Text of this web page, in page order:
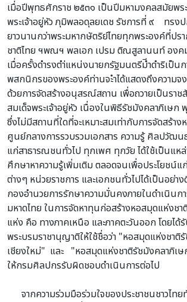
เมื่อปีพุทธศักราช ๒๕๓๑ เป็นปีมหามงคลสมัยพร
พระเจ้าอยู่หัว ภุมิพลอดุลยเดช รัชการที่ ๙ ทร
ยาวนานกว่าพระมหากษัตริย์ไทยทุกพระองค์ที่ปร
ชาติไทย ฯพณฯ พลเอก เปรม ติณสูลานนท์ องค
เมื่อครั้งดำรงตำ่แหน่งนายกรัฐมนตรีมีำดำริเป็น
พสกนิกรของพระองค์ท่านจะำได้แสดงถึงความ
ด้วยการจัดสร้างอนุสรณ์สถาน เพื่อถวายเป็นราช
สมเด็จพระเจ้าอยู่หัว เนื่องในพิธีรัชมังคลาภิเษก
ซึ่งไม่มีสถานที่ใดที่จะเหมาะสมเท่ากับการจัดสร้า
ศูนย์กลางการรวบรวมเอกสาร ความรู้ ศิลปวัฒน
แก่สาธารณชนทั่วไป ทุกเพศ ทุกวัย ได้ใช้เป็นแหล่
ศึกษาหาความรู้เพิ่มเติม ตลอดจนเพื่อประโยชน์
ต่างๆ หน่วยราชการ และเอกชนทั่วไปได้เป็นอย่า
กองอำนวยการรักษาความมั่นคงภายในดำเนินก
มหาดไทย ในการจัดหาทุนก่อสร้างหอสมุดแห่งชา
แห่ง คือ ทางภาคเหนือ และภาคตะวันออก โดยได้
พระบรมราชานุญาติให้ใช้ชื่อว่า "หอสมุดแห่งชาติ
เชียงใหม่" และ "หอสมุดแห่งชาติรัชมังคลาภิเ
ให้กรมศิลปกรรับผิดชอบดำเนินการต่อไป
จากความร่วมมือร่วมใจของประชาชนชาวไท